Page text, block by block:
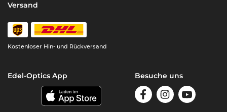
Versand
Kostenloser Hin- und Rückversand
Edel-Optics App Besuche uns